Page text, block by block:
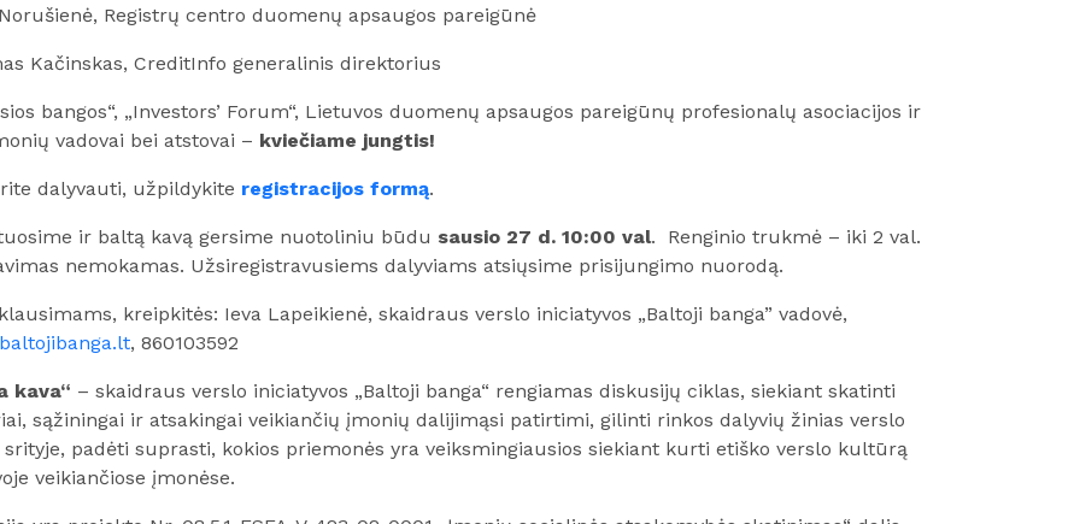
Registrų centro duomenų apsaugos pareigūnė
Kačinskas, CreditInfo generalinis direktorius
bangos“, „Investors’ Forum“, Lietuvos duomenų apsaugos pareigūnų profesionalų asociacijos ir
vadovai bei atstovai – kviečiame jungtis!
dalyvauti, užpildykite registracijos formą.
ir baltą kavą gersime nuotoliniu būdu sausio 27 d. 10:00 val. Renginio trukmė – iki 2 val.
nemokamas. Užsiregistravusiems dalyviams atsiųsime prisijungimo nuorodą.
kreipkitės: Ieva Lapeikienė, skaidraus verslo iniciatyvos „Baltoji banga” vadovė,
, 860103592
kava“ – skaidraus verslo iniciatyvos „Baltoji banga“ rengiamas diskusijų ciklas, siekiant skatinti
sąžiningai ir atsakingai veikiančių įmonių dalijimąsi patirtimi, gilinti rinkos dalyvių žinias verslo
srityje, padėti suprasti, kokios priemonės yra veiksmingiausios siekiant kurti etiško verslo kultūrą
veikiančiose įmonėse.